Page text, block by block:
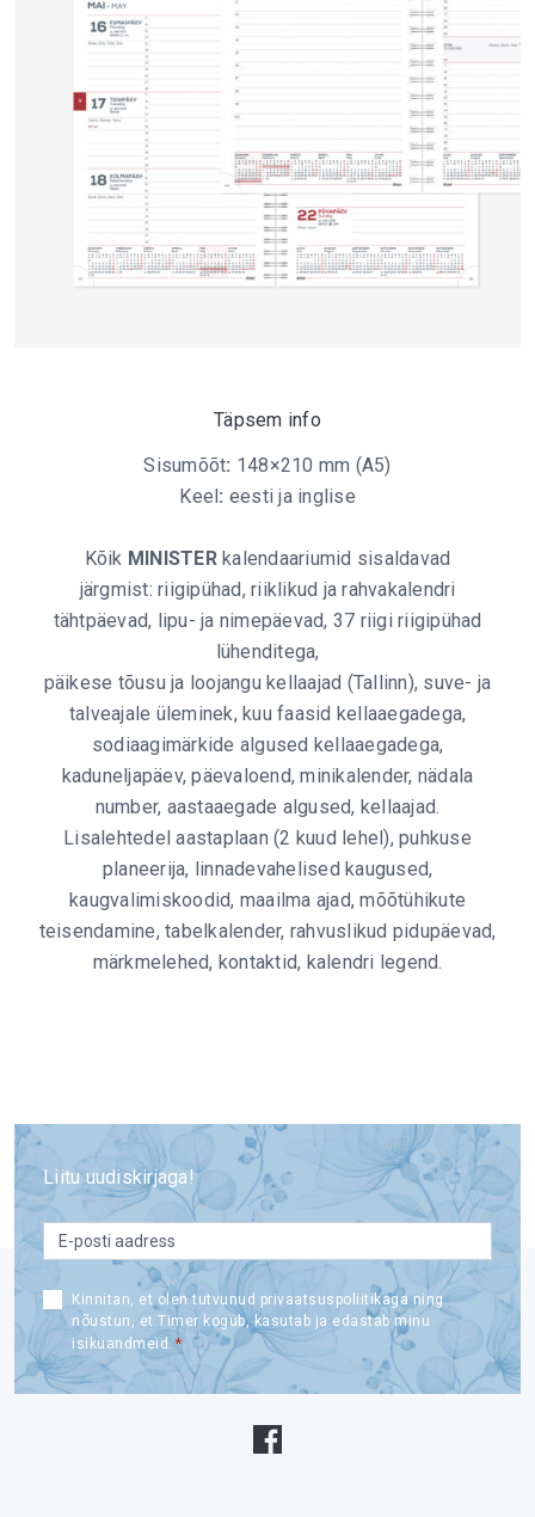
Täpsem info
Sisumõõt: 148×210 mm (A5)
Keel: eesti ja inglise
Kõik MINISTERkalendaariumid sisaldavad
järgmist: riigipühad, riiklikud ja rahvakalendri
tähtpäevad, lipu- ja nimepäevad, 37 riigi riigipühad
lühenditega,
päikese tõusu ja loojangu kellaajad (Tallinn), suve- ja
talveajale üleminek, kuu faasid kellaaegadega,
sodiaagimärkide algused kellaaegadega,
kaduneljapäev, päevaloend, minikalender, nädala
number, aastaaegade algused, kellaajad.
Lisalehtedel aastaplaan (2 kuud lehel), puhkuse
planeerija, linnadevahelised kaugused,
kaugvalimiskoodid, maailma ajad, mõõtühikute
teisendamine, tabelkalender, rahvuslikud pidupäevad,
märkmelehed, kontaktid, kalendri legend.
Liitu uudiskirjaga!
email
Consent
*
Kinnitan, et olen tutvunud privaatsuspoliitikaga ning
nõustun, et Timer kogub, kasutab ja edastab minu
isikuandmeid. *